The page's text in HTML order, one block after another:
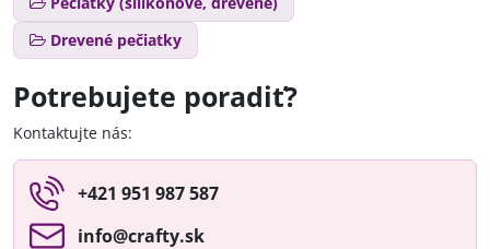
Drevené pečiatky
Potrebujete poradiť?
Kontaktujte nás:
+421 951 987 587
info​@crafty​.sk